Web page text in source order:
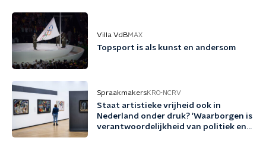
Villa VdBMAX
Topsport is als kunst en andersom
SpraakmakersKRO-NCRV
Staat artistieke vrijheid ook in
Nederland onder druk? 'Waarborgen is
verantwoordelijkheid van politiek en